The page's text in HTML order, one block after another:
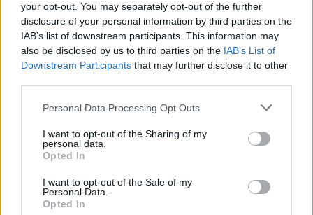
your opt-out. You may separately opt-out of the further
disclosure of your personal information by third parties on the
IAB’s list of downstream participants. This information may
also be disclosed by us to third parties on the IAB’s List of
Downstream Participants that may further disclose it to other
Please note that this website/app uses one or more Google
not limited to your visit or usage behaviour. You may click to
grant or deny consent to Google and its third-party tags to
use your data for below specified purposes in below Google
consent section.
Personal Data Processing Opt Outs
I want to opt-out of the Sharing of my
personal data.
Opted In
I want to opt-out of the Sale of my
Personal Data.
Opted In
διεύθυνσης e-mail. Όλα τα υπόλοιπα στοιχεία
αντλούνται αυτόματα, μέσω του Κέντρου
Διαλειτουργικότητας της Γενικής Γραμματείας
Πληροφοριακών Συστημάτων Δημόσιας Διοίκησης.
Η διαδικασία μπορεί να διεκπεραιωθεί και μέσω
χρονική προτεραιότητα, ενώ οι τελικοί δικαιούχοι
του προγράμματος θα αναδειχθούν με ηλεκτρονική